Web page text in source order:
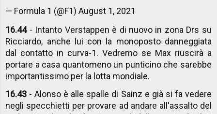
— Formula 1 (@F1)August 1, 2021
16.44- Intanto Verstappen è di nuovo in zona Drs su
Ricciardo, anche lui con la monoposto danneggiata
dal contatto in curva-1. Vedremo se Max riuscirà a
portare a casa quantomeno un punticino che sarebbe
importantissimo per la lotta mondiale.
16.43 - Alonso è alle spalle di Sainz e già si fa vedere
negli specchietti per provare ad andare all'assalto del